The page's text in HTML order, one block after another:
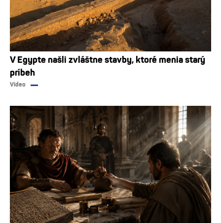
V Egypte našli zvláštne stavby, ktoré menia starý
príbeh
Video